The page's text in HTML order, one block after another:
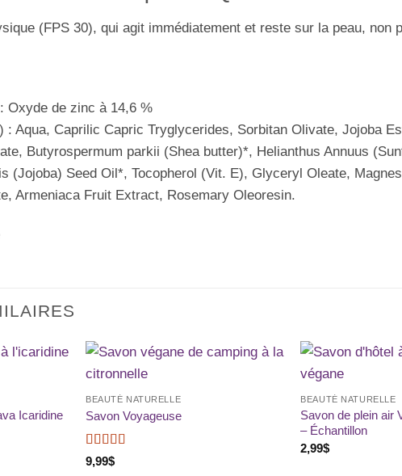
(FPS 30), qui agit immédiatement et reste sur la peau, non
Oxyde de zinc à 14,6 %
: Aqua, Caprilic Capric Tryglycerides, Sorbitan Olivate, Jojoba
Butyrospermum parkii (Shea butter)*, Helianthus Annuus
(Jojoba) Seed Oil*, Tocopherol (Vit. E), Glyceryl Oleate,
Armeniaca Fruit Extract, Rosemary Oleoresin.
de
Icaridine
BEAUTÉ NATURELLE
Savon Voyageuse
Note5
9,99$
BEAUTÉ NATURELLE
Savon de plein air
– Échantillon
2,99$